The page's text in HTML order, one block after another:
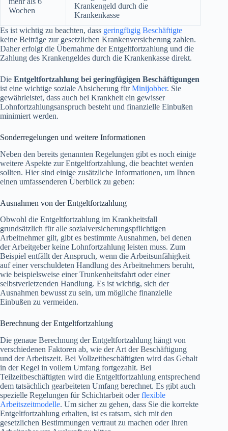
Wochen
Krankengeld durch die
Krankenkasse
Es ist wichtig zu beachten, dass geringfügig Beschäftigte
keine Beiträge zur gesetzlichen Krankenversicherung zahlen.
Daher erfolgt die Übernahme der Entgeltfortzahlung und die
Zahlung des Krankengeldes durch die Krankenkasse direkt.
Die Entgeltfortzahlung bei geringfügigen Beschäftigungen
ist eine wichtige soziale Absicherung fürMinijobber. Sie
gewährleistet, dass auch bei Krankheit ein gewisser
Lohnfortzahlungsanspruch besteht und finanzielle Einbußen
minimiert werden.
Sonderregelungen und weitere Informationen
Neben den bereits genannten Regelungen gibt es noch einige
weitere Aspekte zur Entgeltfortzahlung, die beachtet werden
sollten. Hier sind einige zusätzliche Informationen, um Ihnen
einen umfassenderen Überblick zu geben:
Ausnahmen von der Entgeltfortzahlung
Obwohl die Entgeltfortzahlung im Krankheitsfall
grundsätzlich für alle sozialversicherungspflichtigen
Arbeitnehmer gilt, gibt es bestimmte Ausnahmen, bei denen
der Arbeitgeber keine Lohnfortzahlung leisten muss. Zum
Beispiel entfällt der Anspruch, wenn die Arbeitsunfähigkeit
auf einer verschuldeten Handlung des Arbeitnehmers beruht,
wie beispielsweise einer Trunkenheitsfahrt oder einer
selbstverletzenden Handlung. Es ist wichtig, sich der
Ausnahmen bewusst zu sein, um mögliche finanzielle
Einbußen zu vermeiden.
Berechnung der Entgeltfortzahlung
Die genaue Berechnung der Entgeltfortzahlung hängt von
verschiedenen Faktoren ab, wie der Art der Beschäftigung
und der Arbeitszeit. Bei Vollzeitbeschäftigten wird das Gehalt
in der Regel in vollem Umfang fortgezahlt. Bei
Teilzeitbeschäftigten wird die Entgeltfortzahlung entsprechend
dem tatsächlich gearbeiteten Umfang berechnet. Es gibt auch
spezielle Regelungen für Schichtarbeit oderflexible
Arbeitszeitmodelle. Um sicher zu gehen, dass Sie die korrekte
Entgeltfortzahlung erhalten, ist es ratsam, sich mit den
gesetzlichen Bestimmungen vertraut zu machen oder Ihren